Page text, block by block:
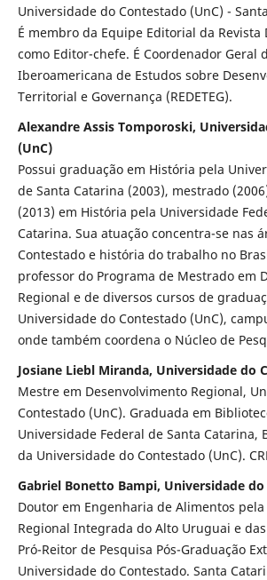
Universidade do Contestado (UnC) -
É membro da Equipe Editorial da Revista
como Editor-chefe. É Coordenador Geral
Iberoamericana de Estudos sobre
Territorial e Governança (REDETEG).
Alexandre Assis Tomporoski,
(UnC)
Possui graduação em História pela
de Santa Catarina (2003), mestrado
(2013) em História pela Universidade
Catarina. Sua atuação concentra-se nas
Contestado e história do trabalho no
professor do Programa de Mestrado em
Regional e de diversos cursos de
Universidade do Contestado (UnC),
onde também coordena o Núcleo de
Josiane Liebl Miranda, Universidade do
Mestre em Desenvolvimento Regional,
Contestado (UnC). Graduada em
Universidade Federal de Santa Catarina,
da Universidade do Contestado (UnC).
Gabriel Bonetto Bampi, Universidade
Doutor em Engenharia de Alimentos
Regional Integrada do Alto Uruguai e
Pró-Reitor de Pesquisa Pós-Graduação
Universidade do Contestado. Santa